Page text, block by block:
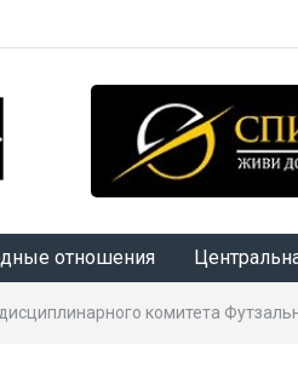
отношения
комитета